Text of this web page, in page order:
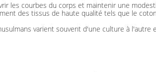
les courbes du corps et maintenir une
des tissus de haute qualité tels que le
varient souvent d'une culture à